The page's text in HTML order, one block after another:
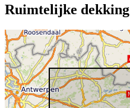
Ruimtelijke dekking